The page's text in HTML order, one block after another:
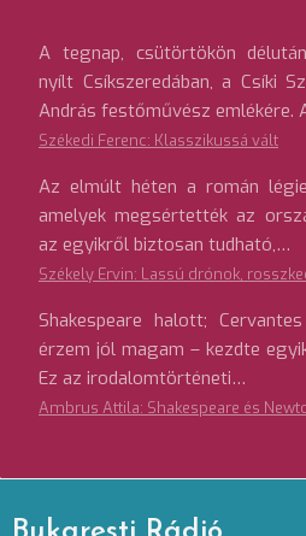
A tegnap, csütörtökön
nyílt Csíkszeredában, a Csíki
András festőművész emlékére.
Székedi Ferenc: Klasszikussá vált
Az elmúlt héten a román
amelyek megsértették az
az egyikről biztosan tudható,…
Székely Ervin: Lassú drónok,
Shakespeare halott;
érzem jól magam – kezdte
Ez az irodalomtörténeti…
Ambrus Attila: Shakespeare és